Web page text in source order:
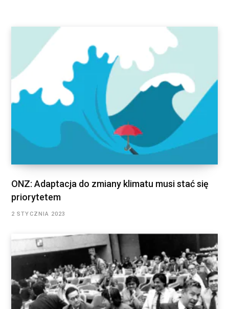
ONZ: Adaptacja do zmiany klimatu musi stać się
priorytetem
2 STYCZNIA 2023